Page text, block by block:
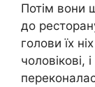
Потім вони
до
голови їх
чоловікові,